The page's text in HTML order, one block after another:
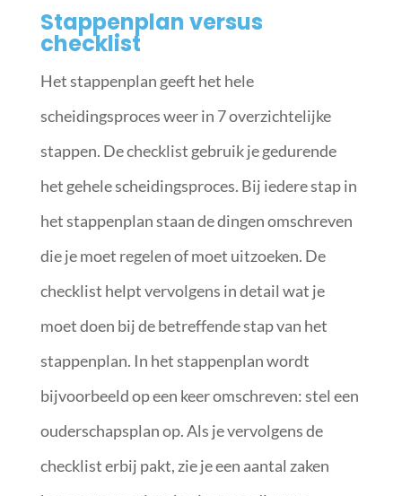
Stappenplan versus
checklist
Het stappenplan geeft het hele
scheidingsproces weer in 7 overzichtelijke
stappen. De checklist gebruik je gedurende
het gehele scheidingsproces. Bij iedere stap in
het stappenplan staan de dingen omschreven
die je moet regelen of moet uitzoeken. De
checklist helpt vervolgens in detail wat je
moet doen bij de betreffende stap van het
stappenplan. In het stappenplan wordt
bijvoorbeeld op een keer omschreven: stel een
ouderschapsplan op. Als je vervolgens de
checklist erbij pakt, zie je een aantal zaken